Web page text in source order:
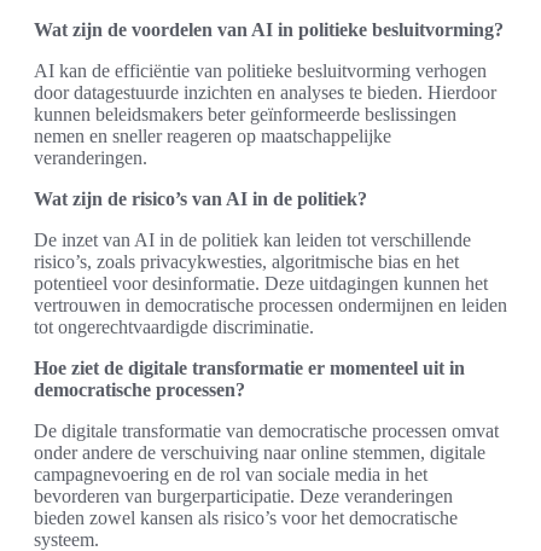
Wat zijn de voordelen van AI in politieke besluitvorming?
AI kan de efficiëntie van politieke besluitvorming verhogen
door datagestuurde inzichten en analyses te bieden. Hierdoor
kunnen beleidsmakers beter geïnformeerde beslissingen
nemen en sneller reageren op maatschappelijke
veranderingen.
Wat zijn de risico’s van AI in de politiek?
De inzet van AI in de politiek kan leiden tot verschillende
risico’s, zoals privacykwesties, algoritmische bias en het
potentieel voor desinformatie. Deze uitdagingen kunnen het
vertrouwen in democratische processen ondermijnen en leiden
tot ongerechtvaardigde discriminatie.
Hoe ziet de digitale transformatie er momenteel uit in
democratische processen?
De digitale transformatie van democratische processen omvat
onder andere de verschuiving naar online stemmen, digitale
campagnevoering en de rol van sociale media in het
bevorderen van burgerparticipatie. Deze veranderingen
bieden zowel kansen als risico’s voor het democratische
systeem.